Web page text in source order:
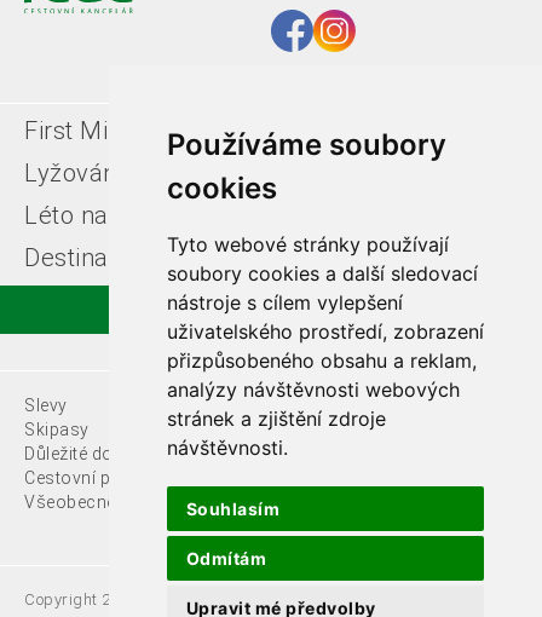
Používáme soubory
cookies
Tyto webové stránky používají
soubory cookies a další sledovací
nástroje s cílem vylepšení
uživatelského prostředí, zobrazení
přizpůsobeného obsahu a reklam,
analýzy návštěvnosti webových
stránek a zjištění zdroje
návštěvnosti.
Souhlasím
Odmítám
Upravit mé předvolby
First Minute
Last minute
Lyžování v Itálii
Léto na horách
Destinace
Slevy
Skipasy
Důležité dokumenty
Cestovní pojištění
Kontakty
Všeobecné podmínky
Copyright 2021 Fede, s.r.o.